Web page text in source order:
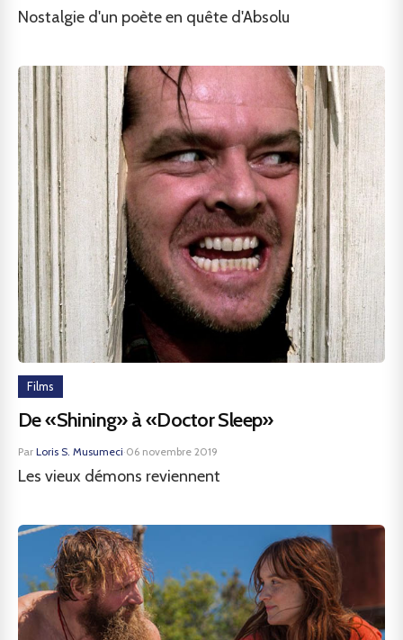
Nostalgie d'un poète en quête d'Absolu
Films
De «Shining» à «Doctor Sleep»
Par Loris S. Musumeci·06 novembre 2019
Les vieux démons reviennent